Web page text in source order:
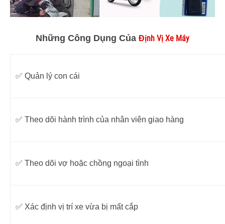
Những Công Dụng Của Định Vị Xe Máy
✅ Quản lý con cái
✅ Theo dõi hành trình của nhân viên giao hàng
✅ Theo dõi vợ hoặc chồng ngoại tình
✅ Xác định vị trí xe vừa bị mất cắp